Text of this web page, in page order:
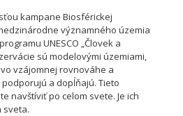
kampane Biosférickej
významného územia
UNESCO „Človek a
sú modelovými územiami,
vzájomnej rovnováhe a
a dopĺňajú. Tieto
navštíviť po celom svete. Je ich
sveta.